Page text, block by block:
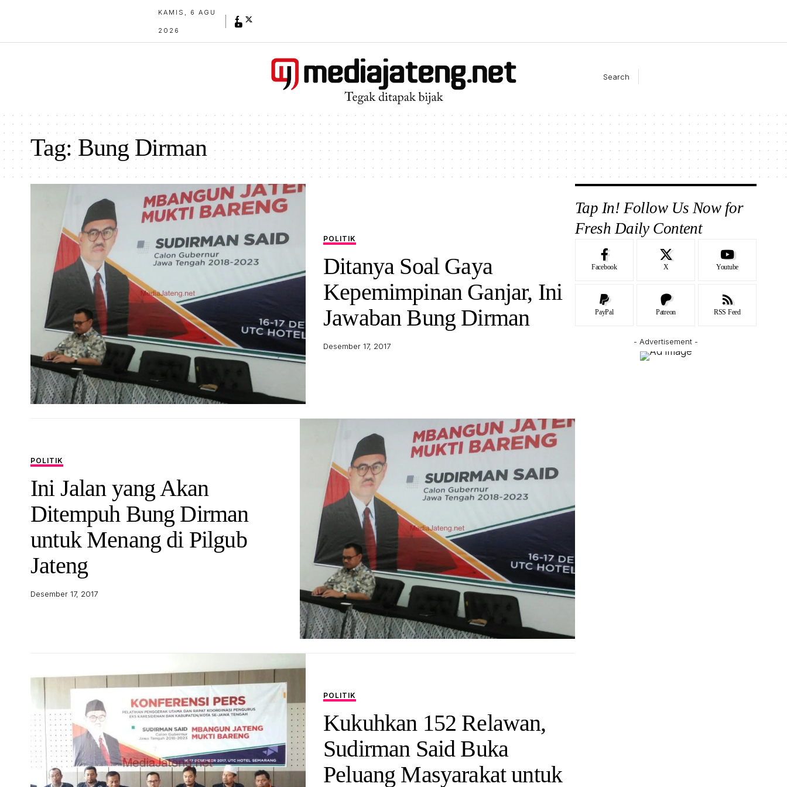
KAMIS, 6 AGU
2026
Search
Tag:Bung Dirman
POLITIK
Ditanya Soal Gaya
Kepemimpinan Ganjar, Ini
Jawaban Bung Dirman
Desember 17, 2017
POLITIK
Ini Jalan yang Akan
Ditempuh Bung Dirman
untuk Menang di Pilgub
Jateng
Desember 17, 2017
POLITIK
Kukuhkan 152 Relawan,
Sudirman Said Buka
Peluang Masyarakat untuk
Tap In! Follow Us Now for
Fresh Daily Content
Facebook X Youtube
PayPal Patreon RSS Feed
- Advertisement -